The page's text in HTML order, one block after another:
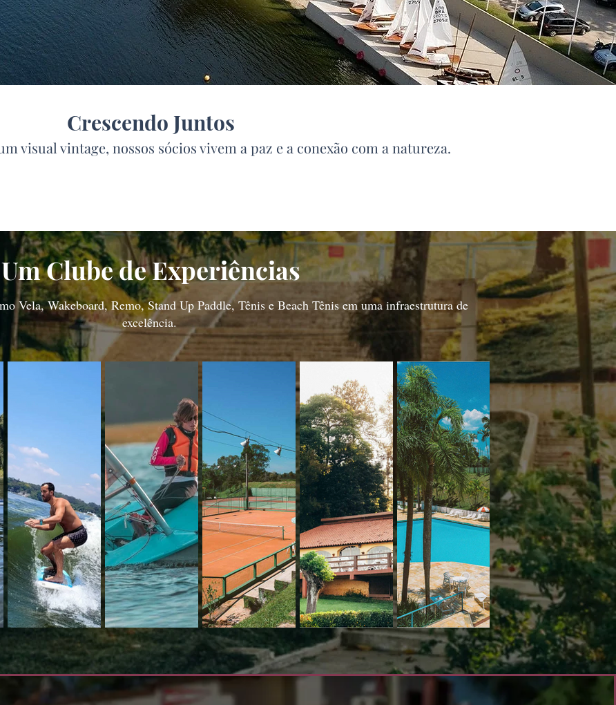
Crescendo Juntos
visual vintage, nossos sócios vivem a paz e a conexão com a natureza.
Um Clube de Experiências
Vela, Wakeboard, Remo, Stand Up Paddle, Tênis e Beach Tênis em uma infraestrutura de
excelência.